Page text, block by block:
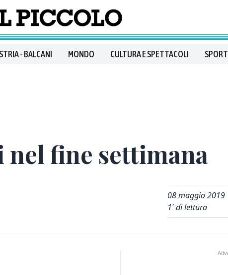
- BALCANI MONDO CULTURA E SPETTACOLI SPORT
nel fine settimana
08 maggio 2019
1' di lettura